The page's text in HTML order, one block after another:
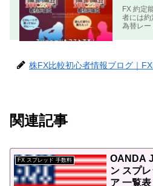
FX 約定
者には約
為替レー
能力の
で約定し
定能力
株FX比較初心者情報ブログ｜
関連記事
FX スプレッド 手数料
OANDA
ン スプ
ア 一覧